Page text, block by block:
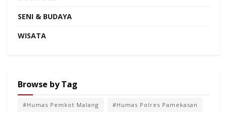
SENI & BUDAYA
WISATA
Browse by Tag
#Humas Pemkot Malang #Humas Polres Pamekasan